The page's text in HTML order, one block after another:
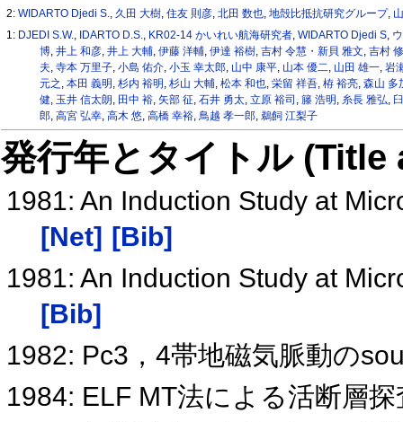
2:WIDARTO Djedi S., 久田 大樹,住友 則彦,北田 数也,地殻比抵抗研究グループ,
1: DJEDI S.W., IDARTO D.S., KR02-14 かいれい航海研究者,WIDARTO Djedi S,
博, 井上 和彦, 井上 大輔, 伊藤 洋輔, 伊達 裕樹, 吉村 令慧・新貝 雅文, 吉村
夫, 寺本 万里子, 小島 佑介, 小玉 幸太郎, 山中 康平, 山本 優二, 山田 雄一, 岩
元之 , 本田 義明 , 杉内 裕明 , 杉山 大輔, 松本 和也, 栄留 祥吾, 栫 裕亮, 森山 多
健, 玉井 信太朗, 田中 裕, 矢部 征, 石井 勇太, 立原 裕司 , 籐 浩明 , 糸長 雅弘,
郎, 高宮 弘幸, 高木 悠, 高橋 幸裕, 鳥越 孝一郎, 鵜飼 江梨子
発行年とタイトル
1981: An Induction Study at
[Net] [Bib]
1981: An Induction Study at
[Bib]
1982: Pc3，4帯地磁気脈動の
1984: ELF MT法による活断層